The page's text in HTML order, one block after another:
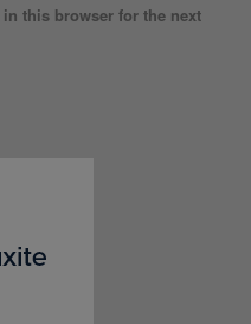
this browser for the next